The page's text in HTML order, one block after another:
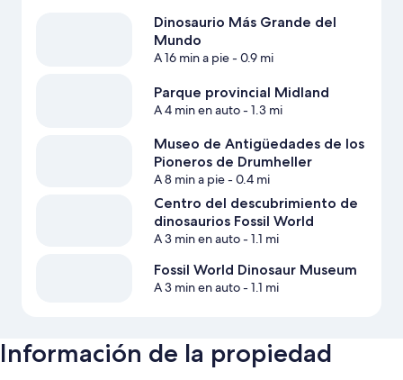
Dinosaurio Más Grande del
Mundo
A 16 min a pie- 0.9 mi
Parque provincial Midland
A 4 min en auto- 1.3 mi
Museo de Antigüedades de los
Pioneros de Drumheller
A 8 min a pie- 0.4 mi
Centro del descubrimiento de
dinosaurios Fossil World
A 3 min en auto- 1.1 mi
Fossil World Dinosaur Museum
A 3 min en auto- 1.1 mi
Información de la propiedad